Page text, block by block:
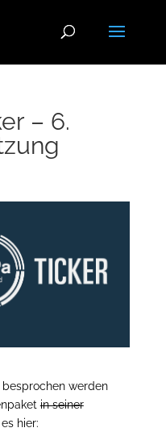
– 6.
werden
in seiner
hier: